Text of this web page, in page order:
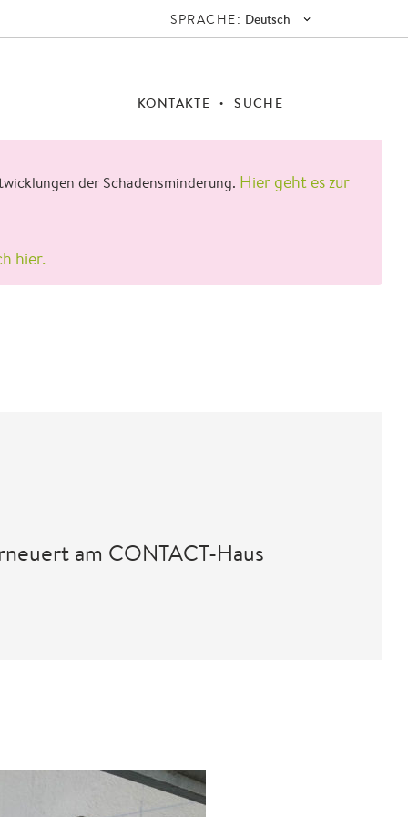
Deutsch
SPRACHE:
KONTAKTE SUCHE
der Schadensminderung. Hier geht es zur
hier.
am CONTACT-Haus